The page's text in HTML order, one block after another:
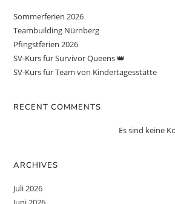
Sommerferien 2026
Teambuilding Nürnberg
Pfingstferien 2026
SV-Kurs für Survivor Queens 👑
SV-Kurs für Team von Kindertagesstätte
RECENT COMMENTS
Es sind keine
ARCHIVES
Juli 2026